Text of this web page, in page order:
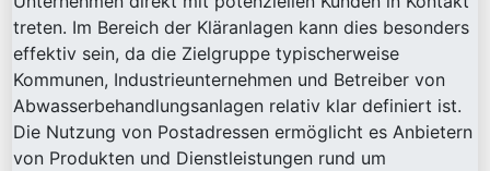
treten. Im Bereich der Kläranlagen kann dies besonders
effektiv sein, da die Zielgruppe typischerweise
Kommunen, Industrieunternehmen und Betreiber von
Abwasserbehandlungsanlagen relativ klar definiert ist.
Die Nutzung von Postadressen ermöglicht es Anbietern
von Produkten und Dienstleistungen rund um